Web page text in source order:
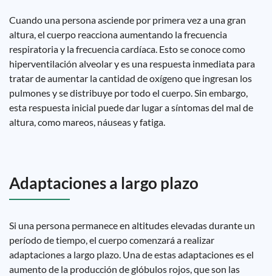
Cuando una persona asciende por primera vez a una gran
altura, el cuerpo reacciona aumentando la frecuencia
respiratoria y la frecuencia cardíaca. Esto se conoce como
hiperventilación alveolar y es una respuesta inmediata para
tratar de aumentar la cantidad de oxígeno que ingresan los
pulmones y se distribuye por todo el cuerpo. Sin embargo,
esta respuesta inicial puede dar lugar a síntomas del mal de
altura, como mareos, náuseas y fatiga.
Adaptaciones a largo plazo
Si una persona permanece en altitudes elevadas durante un
período de tiempo, el cuerpo comenzará a realizar
adaptaciones a largo plazo. Una de estas adaptaciones es el
aumento de la producción de glóbulos rojos, que son las